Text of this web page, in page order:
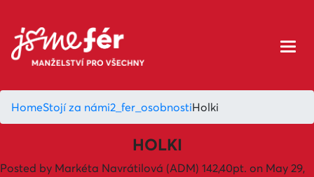
HomeStojí za námi2_fer_osobnostiHolki
HOLKI
Posted by Markéta Navrátilová (ADM) 142,40pt. on May 29,